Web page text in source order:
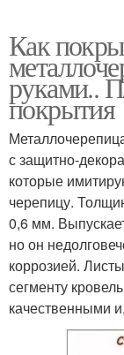
Как
руками..
покрытия
с защитно-
которые
черепицу.
0,6 мм.
но он
коррозией.
сегменту
качественными